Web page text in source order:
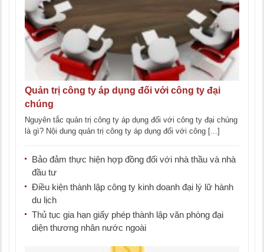
Quản trị công ty áp dụng đối với công ty đại
chúng
Nguyên tắc quản trị công ty áp dụng đối với công ty đại chúng
là gì? Nội dung quản trị công ty áp dụng đối với công [...]
Bảo đảm thực hiện hợp đồng đối với nhà thầu và nhà
đầu tư
Điều kiện thành lập công ty kinh doanh đại lý lữ hành
du lịch
Thủ tục gia hạn giấy phép thành lập văn phòng đại
diện thương nhân nước ngoài